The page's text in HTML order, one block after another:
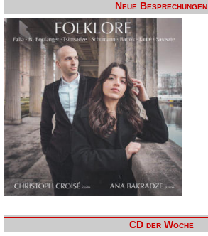
Neue Besprechungen
CD der Woche